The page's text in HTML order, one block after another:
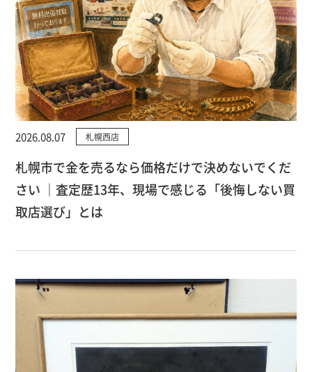
2026.08.07 札幌西店
札幌市で金を売るなら価格だけで決めないでくだ
さい ｜査定歴13年、現場で感じる「後悔しない買
取店選び」とは